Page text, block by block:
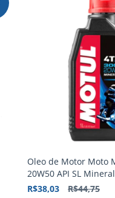
Oleo de Motor Moto
20W50 API SL
R$38,03
R$44,75